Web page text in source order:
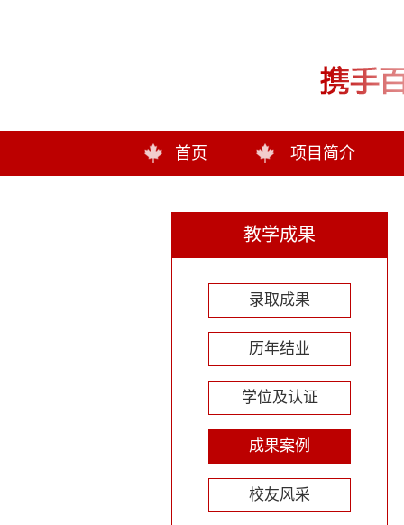
首页 项目简介
教学成果
录取成果
历年结业
学位及认证
成果案例
校友风采